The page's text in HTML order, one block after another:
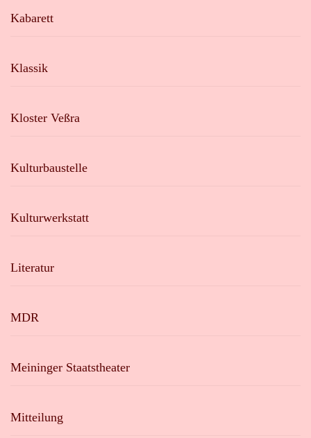
Kabarett
Klassik
Kloster Veßra
Kulturbaustelle
Kulturwerkstatt
Literatur
MDR
Meininger Staatstheater
Mitteilung